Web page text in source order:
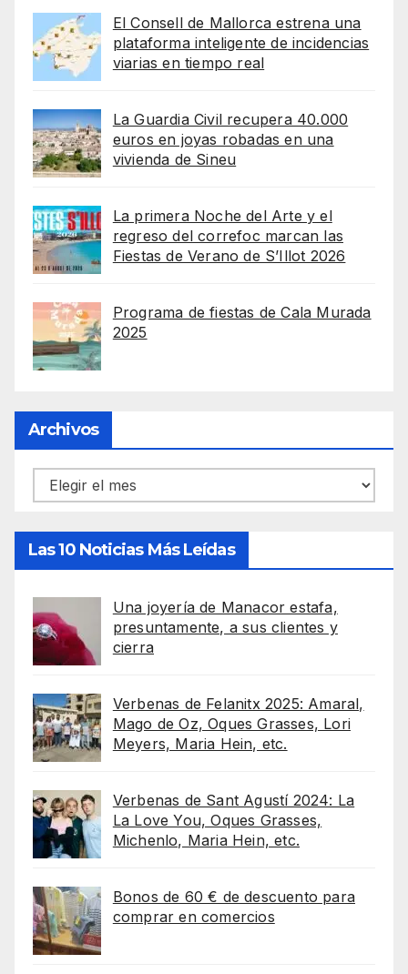
El Consell de Mallorca estrena una
plataforma inteligente de incidencias
viarias en tiempo real
La Guardia Civil recupera 40.000
euros en joyas robadas en una
vivienda de Sineu
La primera Noche del Arte y el
regreso del correfoc marcan las
Fiestas de Verano de S’Illot 2026
Programa de fiestas de Cala Murada
2025
Archivos
Archivos
Las 10 Noticias Más Leídas
Una joyería de Manacor estafa,
presuntamente, a sus clientes y
cierra
Verbenas de Felanitx 2025: Amaral,
Mago de Oz, Oques Grasses, Lori
Meyers, Maria Hein, etc.
Verbenas de Sant Agustí 2024: La
La Love You, Oques Grasses,
Michenlo, Maria Hein, etc.
Bonos de 60 € de descuento para
comprar en comercios